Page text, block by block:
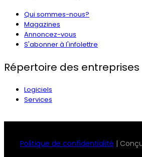
Qui sommes-nous?
Magazines
Annoncez-vous
S'abonner à l'infolettre
Répertoire des entreprises
Logiciels
Services
Politique de confidentialité |